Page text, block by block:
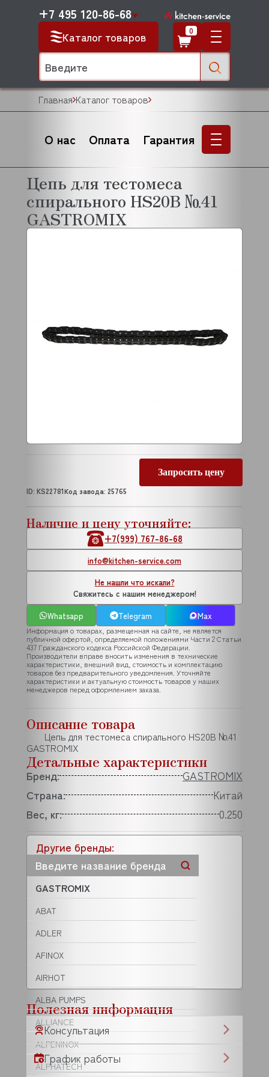
Каталог товаров
+7 495 120-86-68
0
Главная Каталог товаров
О нас Оплата Гарантия
Другие бренды:
GASTROMIX
ABAT
ADLER
AFINOX
AIRHOT
ALBA PUMPS
ALLIANCE
ALPENINOX
ALPHATECH
Цепь для тестомеса
спирального HS20B №41
GASTROMIX
Запросить цену
ID: KS22781Код завода: 25765
Наличие и цену уточняйте:
+7(999) 767-86-68
info@kitchen-service.com
Не нашли что искали?
Свяжитесь с нашим менеджером!
Whatsapp
Telegram Max
Информация о товарах, размещенная на сайте, не является
публичной офертой, определяемой положениями Части 2 Статьи
437 Гражданского кодекса Российской Федерации.
Производители вправе вносить изменения в технические
характеристики, внешний вид, стоимость и комплектацию
товаров без предварительного уведомления. Уточняйте
характеристики и актуальную стоимость товаров у наших
менеджеров перед оформлением заказа.
Описание товара
Цепь для тестомеса спирального HS20B №41
GASTROMIX
Детальные характеристики
Бренд:
GASTROMIX
Страна:
Китай
Вес, кг:
0.250
Полезная информация
Консультация
График работы